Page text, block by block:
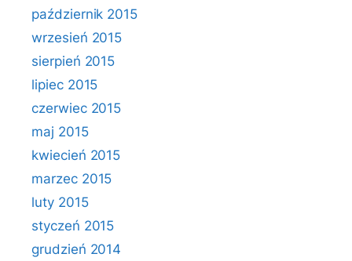
październik 2015
wrzesień 2015
sierpień 2015
lipiec 2015
czerwiec 2015
maj 2015
kwiecień 2015
marzec 2015
luty 2015
styczeń 2015
grudzień 2014